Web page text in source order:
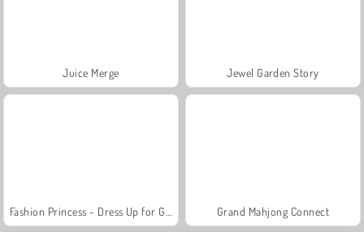
Juice Merge Jewel Garden Story
Grand Mahjong Connect